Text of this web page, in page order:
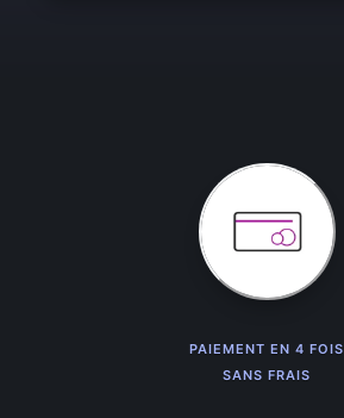
PAIEMENT EN 4 FOIS
SANS FRAIS